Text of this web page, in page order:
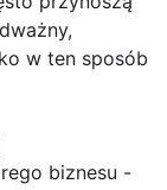
w ten sposób
biznesu -